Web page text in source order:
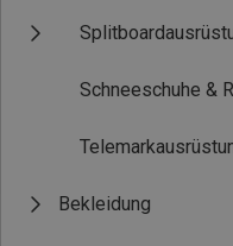
Schneeschuhe &
Bekleidung